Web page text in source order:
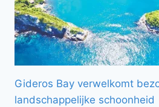
Gideros Bay verwelkomt
landschappelijke schoonheid